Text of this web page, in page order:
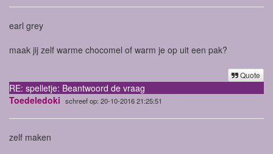
earl grey
maak jij zelf warme chocomel of warm je op uit een pak?
Quote
RE: spelletje: Beantwoord de vraag
Toedeledoki schreef op: 20-10-2016 21:25:51
zelf maken